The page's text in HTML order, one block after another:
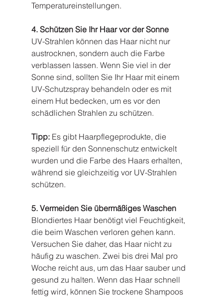
Temperatureinstellungen.
4. Schützen Sie Ihr Haar vor der Sonne
UV-Strahlen können das Haar nicht nur
austrocknen, sondern auch die Farbe
verblassen lassen. Wenn Sie viel in der
Sonne sind, sollten Sie Ihr Haar mit einem
UV-Schutzspray behandeln oder es mit
einem Hut bedecken, um es vor den
schädlichen Strahlen zu schützen.
Tipp: Es gibt Haarpflegeprodukte, die
speziell für den Sonnenschutz entwickelt
wurden und die Farbe des Haars erhalten,
während sie gleichzeitig vor UV-Strahlen
schützen.
5. Vermeiden Sie übermäßiges Waschen
Blondiertes Haar benötigt viel Feuchtigkeit,
die beim Waschen verloren gehen kann.
Versuchen Sie daher, das Haar nicht zu
häufig zu waschen. Zwei bis drei Mal pro
Woche reicht aus, um das Haar sauber und
gesund zu halten. Wenn das Haar schnell
fettig wird, können Sie trockene Shampoos